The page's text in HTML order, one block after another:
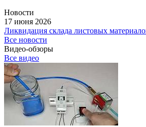
Новости
17 июня 2026
Ликвидация склада листовых
Все новости
Видео-обзоры
Все видео